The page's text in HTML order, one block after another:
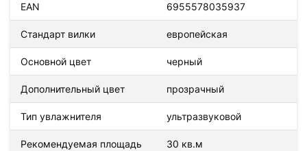
EAN 6955578035937
Стандарт вилки европейская
Основной цвет черный
Дополнительный цвет прозрачный
Тип увлажнителя ультразвуковой
Рекомендуемая площадь 30 кв.м